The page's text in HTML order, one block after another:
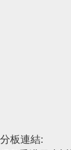
分板連結: